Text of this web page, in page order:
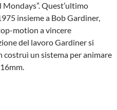
Mondays”. Quest’ultimo
insieme a Bob Gardiner,
motion a vincere
del lavoro Gardiner si
costruì un sistema per animare